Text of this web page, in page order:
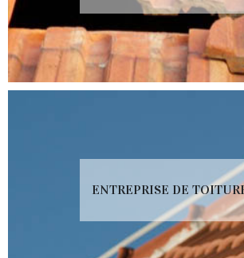
ENTREPRISE DE